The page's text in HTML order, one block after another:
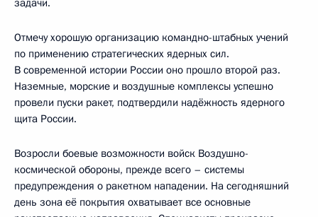
Отмечу хорошую организацию командно-штабных учений
по применению стратегических ядерных сил.
В современной истории России оно прошло второй раз.
Наземные, морские и воздушные комплексы успешно
провели пуски ракет, подтвердили надёжность ядерного
щита России.
Возросли боевые возможности войск Воздушно-
космической обороны, прежде всего – системы
предупреждения о ракетном нападении. На сегодняшний
день зона её покрытия охватывает все основные